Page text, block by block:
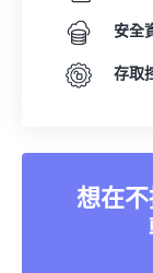
安全
存取
想在